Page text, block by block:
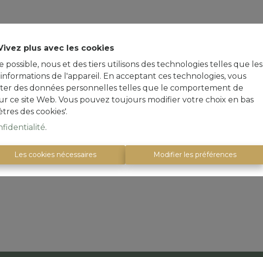
plus avec les cookies
nous et des tiers utilisons des technologies telles que les
de l'appareil. En acceptant ces technologies, vous
des données personnelles telles que le comportement de
ce site Web. Vous pouvez toujours modifier votre choix en bas
des cookies'.
.
Les cookies nécessaires Modifier les préférences